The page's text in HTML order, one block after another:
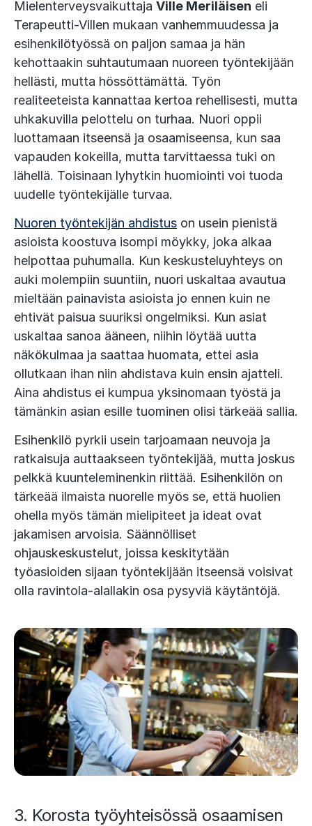
Mielenterveysvaikuttaja Ville Meriläisen eli
Terapeutti-Villen mukaan vanhemmuudessa ja
esihenkilötyössä on paljon samaa ja hän
kehottaakin suhtautumaan nuoreen työntekijään
hellästi, mutta hössöttämättä. Työn
realiteeteista kannattaa kertoa rehellisesti, mutta
uhkakuvilla pelottelu on turhaa. Nuori oppii
luottamaan itseensä ja osaamiseensa, kun saa
vapauden kokeilla, mutta tarvittaessa tuki on
lähellä. Toisinaan lyhytkin huomiointi voi tuoda
uudelle työntekijälle turvaa.
Nuoren työntekijän ahdistus on usein pienistä
asioista koostuva isompi möykky, joka alkaa
helpottaa puhumalla. Kun keskusteluyhteys on
auki molempiin suuntiin, nuori uskaltaa avautua
mieltään painavista asioista jo ennen kuin ne
ehtivät paisua suuriksi ongelmiksi. Kun asiat
uskaltaa sanoa ääneen, niihin löytää uutta
näkökulmaa ja saattaa huomata, ettei asia
ollutkaan ihan niin ahdistava kuin ensin ajatteli.
Aina ahdistus ei kumpua yksinomaan työstä ja
tämänkin asian esille tuominen olisi tärkeää sallia.
Esihenkilö pyrkii usein tarjoamaan neuvoja ja
ratkaisuja auttaakseen työntekijää, mutta joskus
pelkkä kuunteleminenkin riittää. Esihenkilön on
tärkeää ilmaista nuorelle myös se, että huolien
ohella myös tämän mielipiteet ja ideat ovat
jakamisen arvoisia. Säännölliset
ohjauskeskustelut, joissa keskitytään
työasioiden sijaan työntekijään itseensä voisivat
olla ravintola-alallakin osa pysyviä käytäntöjä.
3. Korosta työyhteisössä osaamisen